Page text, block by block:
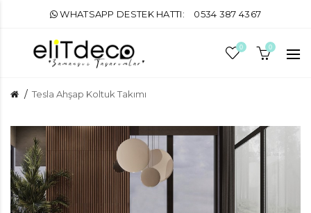
WHATSAPP DESTEK HATTI: 0534 387 4367
0 0
Tesla Ahşap Koltuk Takımı